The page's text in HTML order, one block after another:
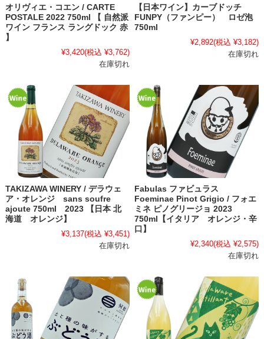
オリヴィエ・コエン / CARTE
POSTALE 2022 750ml 【 自然派
ワイン フランス ラングドック 赤
】
¥3,420(税込 ¥3,762)
在庫切れ
【日本ワイン】カーブドッチ
FUNPY（ファンピー） ロゼ泡
750ml
¥2,892(税込 ¥3,182)
在庫切れ
TAKIZAWA WINERY / デラウェ
ア・オレンジ sans soufre
ajoute 750ml 2023 【日本 北
海道 オレンジ】
¥3,137(税込 ¥3,451)
在庫切れ
Fabulas ファビュラス
Foeminae Pinot Grigio / フォエ
ミネ ピノグリージョ 2023
750ml【イタリア オレンジ・辛
口】
¥2,340(税込 ¥2,575)
在庫切れ